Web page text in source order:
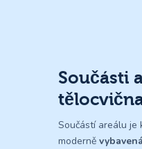
Součásti
Součástí areálu je
moderně